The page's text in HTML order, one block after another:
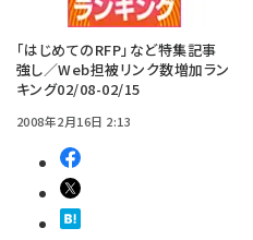
「はじめてのRFP」など特集記事
強し／Web担被リンク数増加ラン
キング02/08-02/15
2008年2月16日 2:13